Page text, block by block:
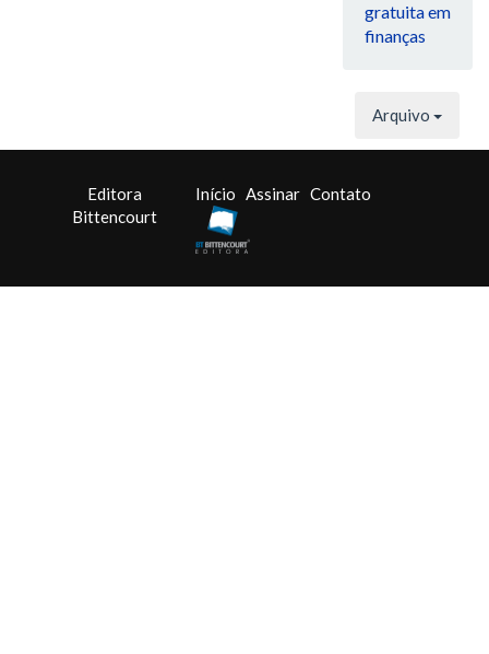
gratuita em
finanças
Arquivo
Editora
Bittencourt
Início Assinar Contato